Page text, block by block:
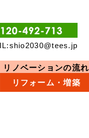
リノベーションの流れ
リフォーム・増築